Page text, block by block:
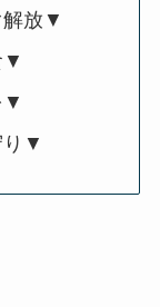
解放▼
▼
▼
り▼